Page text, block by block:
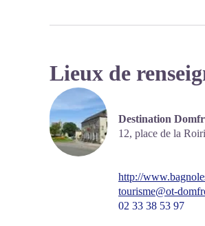
Lieux de
Destination
12, place de la
http://
tourisme@ot-
02 33 38 53 97